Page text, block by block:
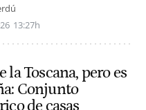
13:27h
la Toscana, pero es
Conjunto
de casas